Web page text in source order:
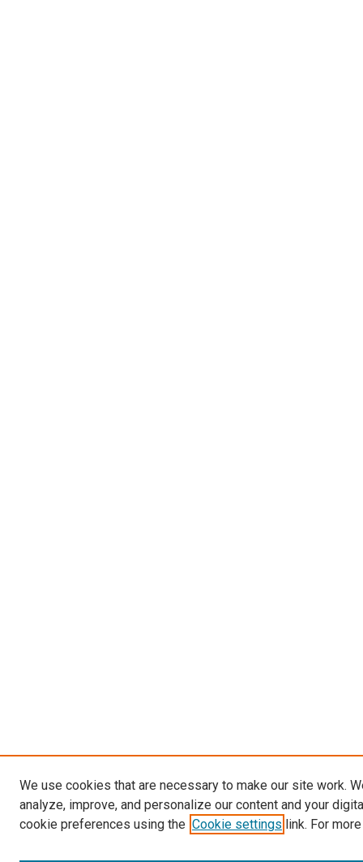
We use cookies that are necessary to make our site work.
analyze, improve, and personalize our content and your
cookie preferences using the Cookie settings link. For